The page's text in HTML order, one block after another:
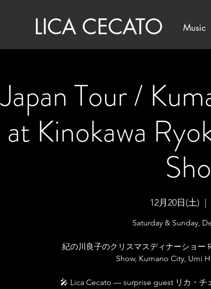
LICA CECATO Music
Japan Tour /
at Kinokawa
12月20日(土)
Saturday & Sunday,
紀の川良子のクリスマスディナーショー
Show, Kumano City, Umi
🎤 Lica Cecato — surprise guest リカ・チ